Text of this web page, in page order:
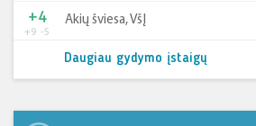
+9 -5
+4 Akių šviesa, VšĮ
Daugiau gydymo įstaigų